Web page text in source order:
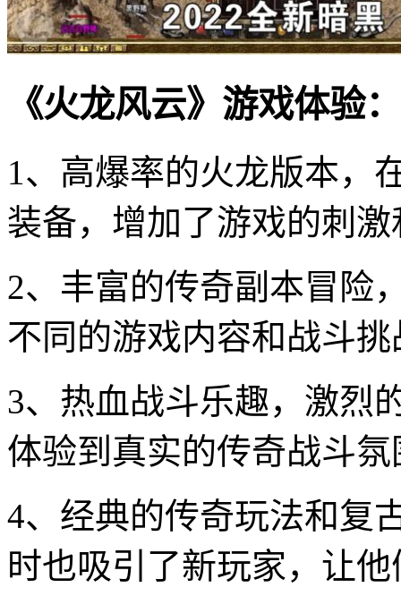
《火龙风云》游戏体验：
1、高爆率的火龙版本，
装备，增加了游戏的刺
2、丰富的传奇副本冒险
不同的游戏内容和战斗
3、热血战斗乐趣，激烈
体验到真实的传奇战斗氛
4、经典的传奇玩法和复
时也吸引了新玩家，让